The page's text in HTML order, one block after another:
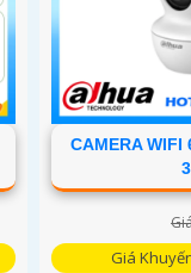
CAMERA WIFI
Giá